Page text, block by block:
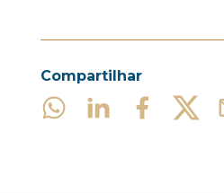
Compartilhar